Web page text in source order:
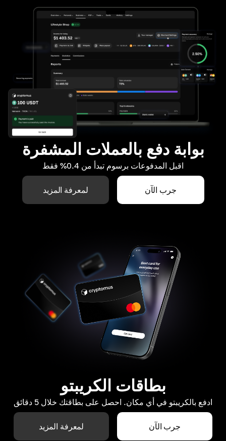
بوابة دفع بالعملات المشفرة
اقبل المدفوعات برسوم تبدأ من 0.4% فقط
جرب الآن لمعرفة المزيد
بطاقات الكريبتو
ادفع بالكريبتو في أي مكان. احصل على بطاقتك خلال 5 دقائق
جرب الآن لمعرفة المزيد